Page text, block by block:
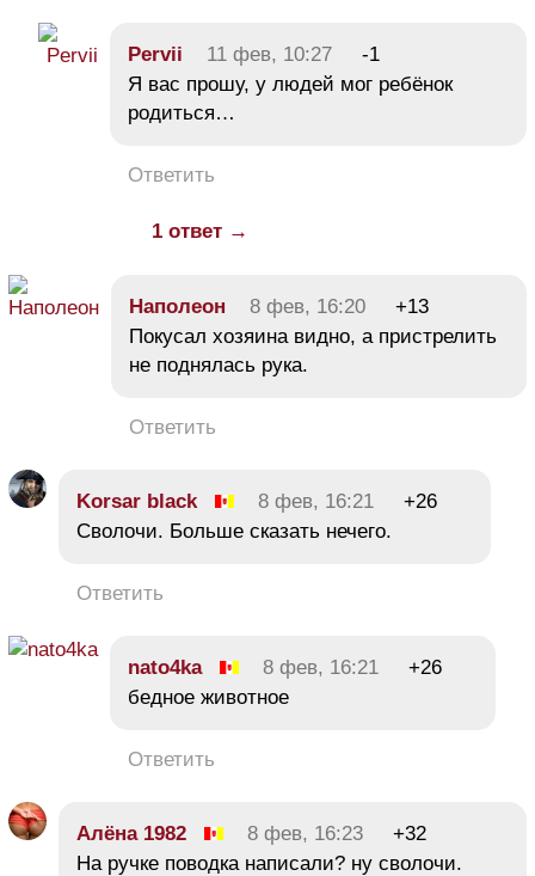
Pervii 11 фев, 10:27
-1
Я вас прошу, у людей мог ребёнок
родиться…
Ответить
1 ответ →
Наполеон 8 фев, 16:20
+13
Покусал хозяина видно, а пристрелить
не поднялась рука.
Ответить
Korsar black 8 фев, 16:21
+26
Сволочи. Больше сказать нечего.
Ответить
nato4ka 8 фев, 16:21
+26
бедное животное
Ответить
Алёна 1982 8 фев, 16:23
+32
На ручке поводка написали? ну сволочи.